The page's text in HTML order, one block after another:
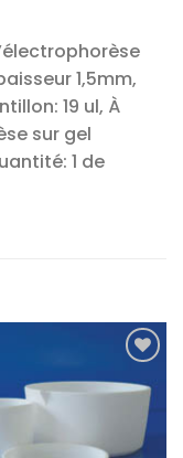
1,5mm,
19 ul, À
sur gel
1 de
Ajouter
à la liste
d’envies